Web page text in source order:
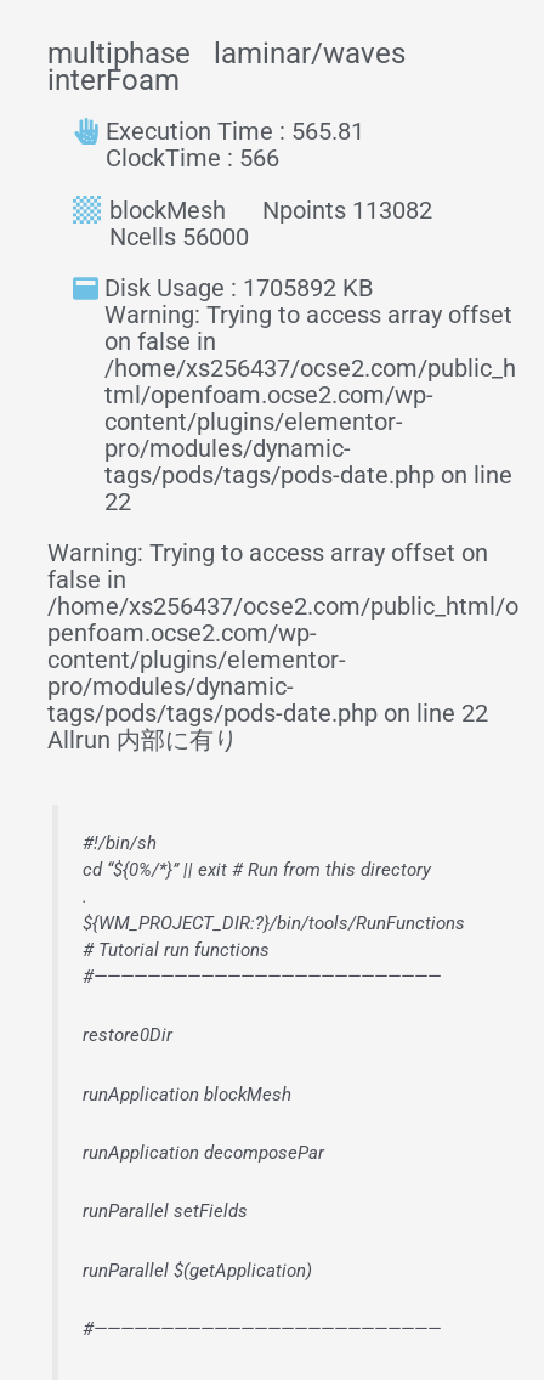
multiphase laminar/waves
interFoam
Execution Time : 565.81
ClockTime : 566
blockMesh
Npoints 113082
Ncells 56000
Disk Usage : 1705892 KB
Warning: Trying to access array offset
on false in
/home/xs256437/ocse2.com/public_h
tml/openfoam.ocse2.com/wp-
content/plugins/elementor-
pro/modules/dynamic-
tags/pods/tags/pods-date.php on line
22
Warning: Trying to access array offset on
false in
/home/xs256437/ocse2.com/public_html/o
penfoam.ocse2.com/wp-
content/plugins/elementor-
pro/modules/dynamic-
tags/pods/tags/pods-date.php on line 22
Allrun 内部に有り
#!/bin/sh
cd “${0%/*}” || exit # Run from this directory
.
${WM_PROJECT_DIR:?}/bin/tools/RunFunctions
# Tutorial run functions
#——————————————————————————
restore0Dir
runApplication blockMesh
runApplication decomposePar
runParallel setFields
runParallel $(getApplication)
#——————————————————————————